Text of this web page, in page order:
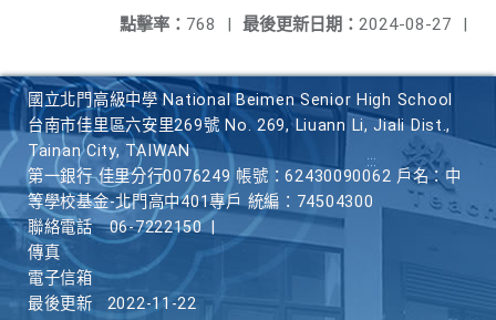
最後更新日期： 2024-08-27 |
點擊率： 768 |
國立北門高級中學 National Beimen Senior High School
台南市佳里區六安里269號 No. 269, Liuann Li, Jiali Dist.,
Tainan City, TAIWAN
第一銀行 佳里分行0076249 帳號：62430090062 戶名：中
等學校基金-北門高中401專戶 統編：74504300
聯絡電話
06-7222150
傳真
電子信箱
最後更新
2022-11-22